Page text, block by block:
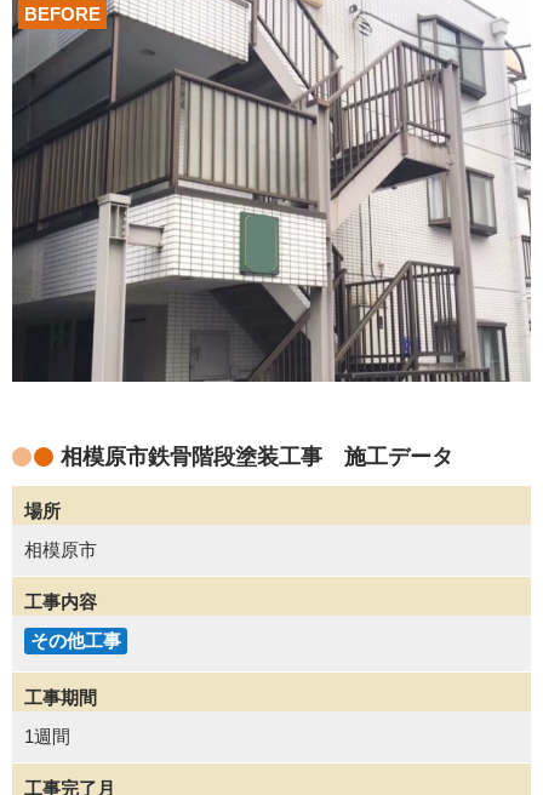
BEFORE
相模原市鉄骨階段塗装工事 施工データ
場所
相模原市
工事内容
その他工事
工事期間
1週間
工事完了月